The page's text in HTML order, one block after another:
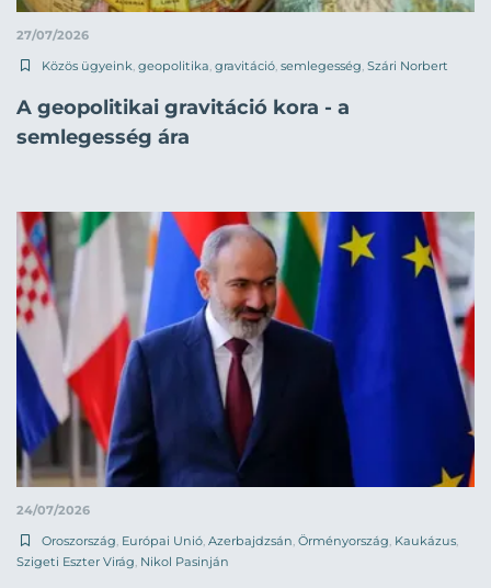
27/07/2026
Közös ügyeink geopolitika gravitáció semlegesség Szári Norbert
A geopolitikai gravitáció kora - a
semlegesség ára
24/07/2026
Oroszország, Európai Unió, Azerbajdzsán, Örményország, Kaukázus,
Szigeti Eszter Virág, Nikol Pasinján